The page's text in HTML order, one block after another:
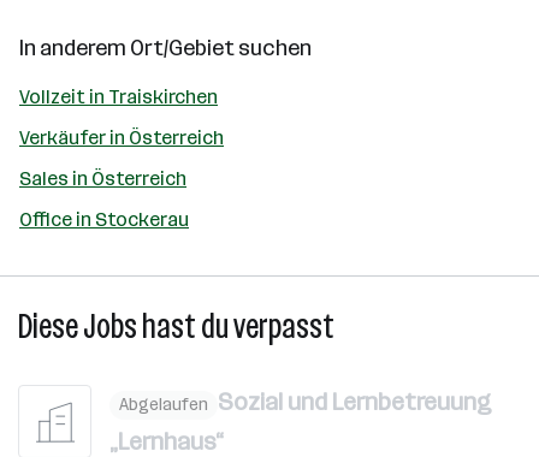
In anderem Ort/Gebiet suchen
Vollzeit in Traiskirchen
Verkäufer in Österreich
Sales in Österreich
Office in Stockerau
Diese Jobs hast du verpasst
Abgelaufen Sozial und Lernbetreuung
„Lernhaus“